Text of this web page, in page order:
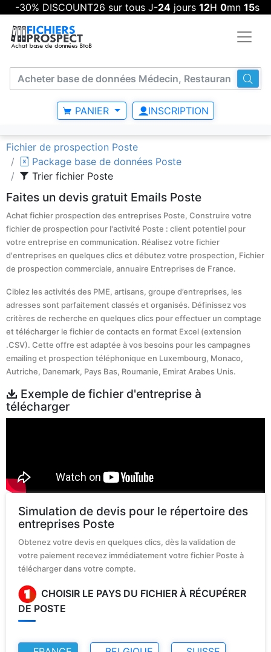
-30% DISCOUNT26 sur tous J-24jours 12H 0mn 15s
PANIER INSCRIPTION
Fichier de prospection Poste
Package base de données Poste
Trier fichier Poste
Faites un devis gratuit Emails Poste
Achat fichier prospection des entreprises Poste, Construire votre
fichier de prospection pour l'activité Poste : client potentiel pour
votre entreprise en communication. Réalisez votre fichier
d'entreprises en quelques clics et débutez votre prospection, Fichier
de prospection commerciale, annuaire Entreprises de France.
Ciblez les activités des PME, artisans, groupe d’entreprises, les
adresses sont parfaitement classés et organisés. Définissez vos
critères de recherche en quelques clics pour effectuer un comptage
et télécharger le fichier de contacts en format Excel (extension
.CSV). Cette offre est adaptée à vos besoins pour les campagnes
emailing et prospection téléphonique en Luxembourg, Monaco,
Autriche, Danemark, Pays Bas, Roumanie, Emirat Arabes Unis.
Exemple de fichier d'entreprise à
télécharger
Simulation de devis pour le répertoire des
entreprises Poste
Obtenez votre devis en quelques clics, dès la validation de
votre paiement recevez immédiatement votre fichier Poste à
télécharger dans votre compte.
CHOISIR LE PAYS DU FICHIER À RÉCUPÉRER
DE POSTE